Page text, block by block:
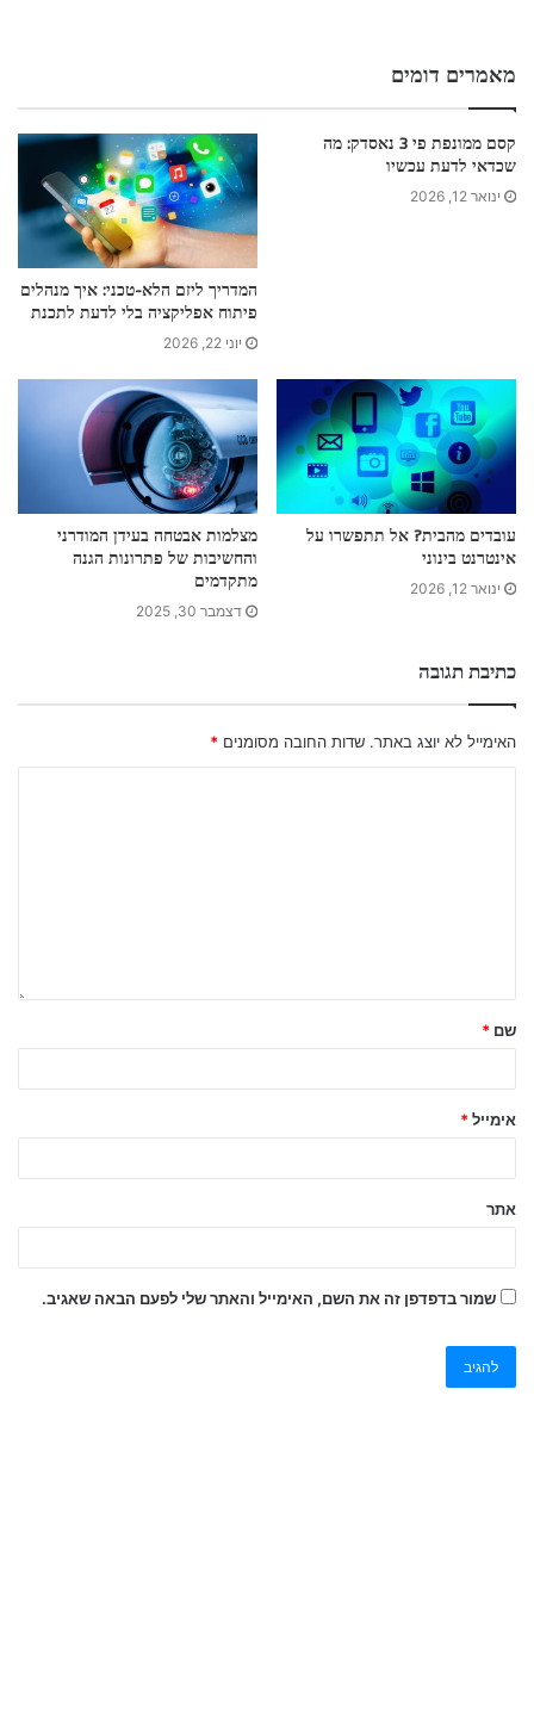
מאמרים דומים
קסם ממונפת פי 3 נאסדק: מה
שכדאי לדעת עכשיו
ינואר 12, 2026
המדריך ליזם הלא-טכני: איך מנהלים
פיתוח אפליקציה בלי לדעת לתכנת
יוני 22, 2026
עובדים מהבית? אל תתפשרו על
אינטרנט בינוני
ינואר 12, 2026
מצלמות אבטחה בעידן המודרני
והחשיבות של פתרונות הגנה
מתקדמים
דצמבר 30, 2025
כתיבת תגובה
האימייל לא יוצג באתר. שדות החובה מסומנים *
שם *
אימייל *
אתר
שמור בדפדפן זה את השם, האימייל והאתר שלי לפעם הבאה שאגיב.